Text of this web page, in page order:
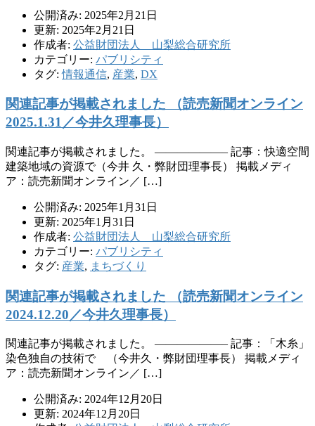
公開済み: 2025年2月21日
更新: 2025年2月21日
作成者: 公益財団法人 山梨総合研究所
カテゴリー: パブリシティ
タグ:情報通信, 産業, DX
関連記事が掲載されました （読売新聞オンライン
2025.1.31／今井久理事長）
関連記事が掲載されました。 ——————– 記事：快適空間
建築地域の資源で（今井 久・弊財団理事長） 掲載メディ
ア：読売新聞オンライン／ […]
公開済み: 2025年1月31日
更新: 2025年1月31日
作成者: 公益財団法人 山梨総合研究所
カテゴリー: パブリシティ
タグ: 産業, まちづくり
関連記事が掲載されました （読売新聞オンライン
2024.12.20／今井久理事長）
関連記事が掲載されました。 ——————– 記事：「木糸」
染色独自の技術で （今井久・弊財団理事長） 掲載メディ
ア：読売新聞オンライン／ […]
公開済み: 2024年12月20日
更新: 2024年12月20日